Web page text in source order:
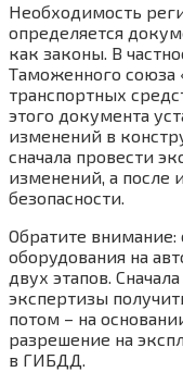
Необходимость
определяется
как законы. В
Таможенного союза
транспортных
этого документа
изменений в
сначала провести
изменений, а после
безопасности.
Обратите
оборудования на
двух этапов.
экспертизы
потом – на
разрешение на
в ГИБДД.